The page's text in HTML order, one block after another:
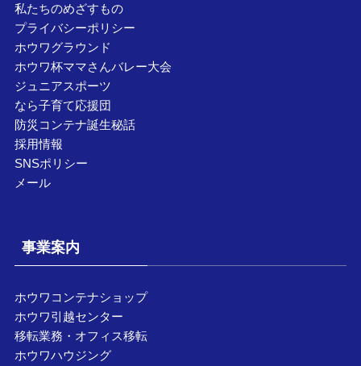
私たちのめざすもの
プライバシーポリシー
ホウワグラウンド
ホウワ杯ママさんバレー大会
ジュニアスポーツ
なら子育て応援団
防災コンテナ誕生秘話
採用情報
SNSポリシー
メール
事業案内
ホウワコンテナショップ
ホウワ引越センター
移転業務・オフィス移転
ホウワハウジング